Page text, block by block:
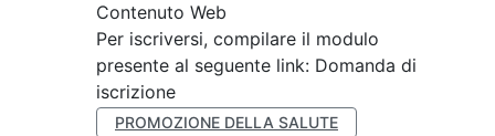
Contenuto Web
Per iscriversi, compilare il modulo
presente al seguente link: Domanda di
iscrizione
PROMOZIONE DELLA SALUTE